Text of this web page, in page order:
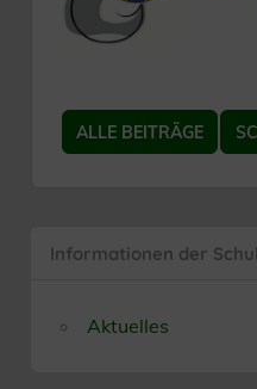
ALLE BEITRÄGE
Informationen der
Aktuelles